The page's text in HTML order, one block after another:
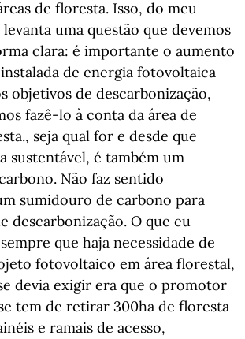
de floresta. Isso, do meu
uma questão que devemos
clara: é importante o aumento
de energia fotovoltaica
objetivos de descarbonização,
fazê-lo à conta da área de
seja qual for e desde que
sustentável, é também um
Não faz sentido
sumidouro de carbono para
descarbonização. O que eu
que haja necessidade de
fotovoltaico em área florestal,
devia exigir era que o promotor
tem de retirar 300ha de floresta
e ramais de acesso,